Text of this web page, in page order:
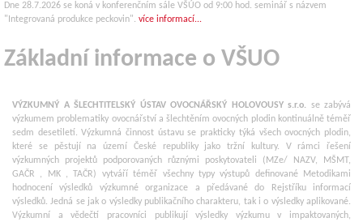
Dne 28.7.2026 se koná v konferenčním sále VŠÚO od 9:00 hod. seminář s názvem
"Integrovaná produkce peckovin". více informací...
Základní informace o VŠUO
VÝZKUMNÝ A ŠLECHTITELSKÝ ÚSTAV OVOCNÁŘSKÝ HOLOVOUSY s.r.o. se zabývá
výzkumem problematiky ovocnářství a šlechtěním ovocných plodin kontinuálně téměř
sedm desetiletí. Výzkumná činnost ústavu se prakticky týká všech ovocných plodin,
které se pěstují na území České republiky jako tržní kultury. V rámci řešení
výzkumných projektů podporovaných různými poskytovateli (MZe/ NAZV, MŠMT,
GAČR , MK , TAČR) vytváří téměř všechny typy výstupů definované Metodikami
hodnocení výsledků výzkumné organizace a předávané do Rejstříku informací
výsledků. Jedná se jak o výsledky publikačního charakteru, tak i o výsledky aplikované.
Výzkumní a vědečtí pracovníci publikují výsledky výzkumu v impaktovaných,